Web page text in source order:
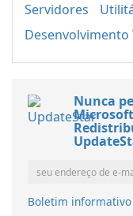
Servidores
Desenvolvimento
Nunca
Microsoft
Boletim